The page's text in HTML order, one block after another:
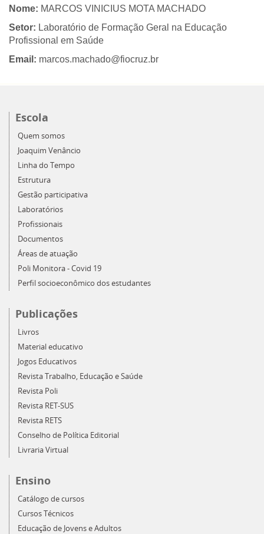
Nome: MARCOS VINICIUS MOTA MACHADO
Setor: Laboratório de Formação Geral na Educação
Profissional em Saúde
Email: marcos.machado@fiocruz.br
Escola
Quem somos
Joaquim Venâncio
Linha do Tempo
Estrutura
Gestão participativa
Laboratórios
Profissionais
Documentos
Áreas de atuação
Poli Monitora - Covid 19
Perfil socioeconômico dos estudantes
Publicações
Livros
Material educativo
Jogos Educativos
Revista Trabalho, Educação e Saúde
Revista Poli
Revista RET-SUS
Revista RETS
Conselho de Política Editorial
Livraria Virtual
Ensino
Catálogo de cursos
Cursos Técnicos
Educação de Jovens e Adultos